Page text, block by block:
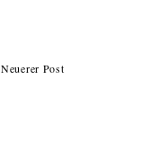
Neuerer Post